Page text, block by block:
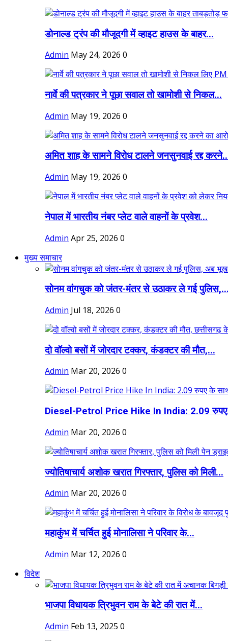
डोनाल्ड ट्रंप की मौजूदगी में व्हाइट हाउस के बाहर...
Admin May 24, 2026 0
नार्वे की पत्रकार ने पूछा सवाल तो खामोशी से निकल...
Admin May 19, 2026 0
अमित शाह के सामने विरोध टालने जनसुनवाई रद्द
Admin May 19, 2026 0
नेपाल में भारतीय नंबर प्लेट वाले वाहनों के प्रवेश...
Admin Apr 25, 2026 0
मुख्य समाचार
सोनम वांगचुक को जंतर-मंतर से उठाकर ले गई
Admin Jul 18, 2026 0
दो वॉल्वो बसों में जोरदार टक्कर, कंडक्टर की मौत,...
Admin Mar 20, 2026 0
Diesel-Petrol Price Hike In India: 2.09
Admin Mar 20, 2026 0
ज्योतिषाचार्य अशोक खरात गिरफ्तार, पुलिस को मिली...
Admin Mar 20, 2026 0
महाकुंभ में चर्चित हुई मोनालिसा ने परिवार के...
Admin Mar 12, 2026 0
विदेश
भाजपा विधायक त्रिभुवन राम के बेटे की रात में...
Admin Feb 13, 2025 0